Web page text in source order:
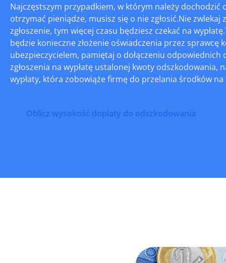
Najczęstszym przypadkiem, w którym należy dochodzić
otrzymać pieniądze, musisz się o nie zgłosić.Nie zwlekaj
zgłoszenie, tym więcej czasu będziesz czekać na
będzie konieczne złożenie oświadczenia przez
ubezpieczycielem, pamiętaj o dołączeniu
zgłoszenia na wypłatę ustalonej kwoty odszkodowania,
wypłaty, która zobowiąże firmę do przelania środków
Oblicz wysokość dopłaty do odszkodowania